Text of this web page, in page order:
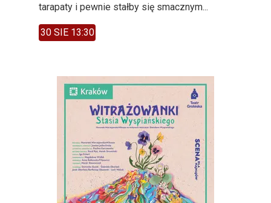
tarapaty i pewnie stałby się smacznym...
30 SIE 13:30